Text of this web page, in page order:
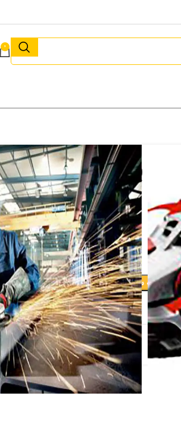
0
مینی فرز متابو 1900 وات مدل WEPBA 19-125 Q
افزودن به سبد خرید